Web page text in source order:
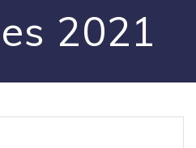
2021